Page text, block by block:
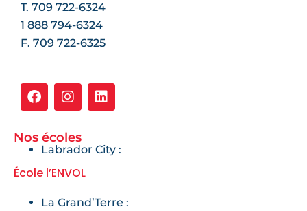
T. 709 722-6324
1 888 794-6324
F. 709 722-6325
Nos écoles
Labrador City :
École l’ENVOL
La Grand’Terre :